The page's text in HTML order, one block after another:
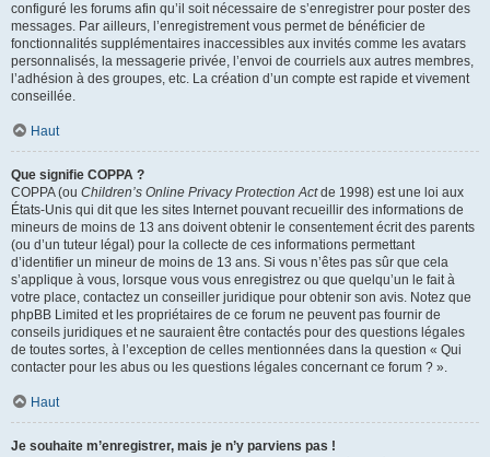
configuré les forums afin qu’il soit nécessaire de s’enregistrer pour poster des
messages. Par ailleurs, l’enregistrement vous permet de bénéficier de
fonctionnalités supplémentaires inaccessibles aux invités comme les avatars
personnalisés, la messagerie privée, l’envoi de courriels aux autres membres,
l’adhésion à des groupes, etc. La création d’un compte est rapide et vivement
conseillée.
Haut
Que signifie COPPA ?
COPPA (ou Children’s Online Privacy Protection Actde 1998) est une loi aux
États-Unis qui dit que les sites Internet pouvant recueillir des informations de
mineurs de moins de 13 ans doivent obtenir le consentement écrit des parents
(ou d’un tuteur légal) pour la collecte de ces informations permettant
d’identifier un mineur de moins de 13 ans. Si vous n’êtes pas sûr que cela
s’applique à vous, lorsque vous vous enregistrez ou que quelqu’un le fait à
votre place, contactez un conseiller juridique pour obtenir son avis. Notez que
phpBB Limited et les propriétaires de ce forum ne peuvent pas fournir de
conseils juridiques et ne sauraient être contactés pour des questions légales
de toutes sortes, à l’exception de celles mentionnées dans la question « Qui
contacter pour les abus ou les questions légales concernant ce forum ? ».
Haut
Je souhaite m’enregistrer, mais je n’y parviens pas !